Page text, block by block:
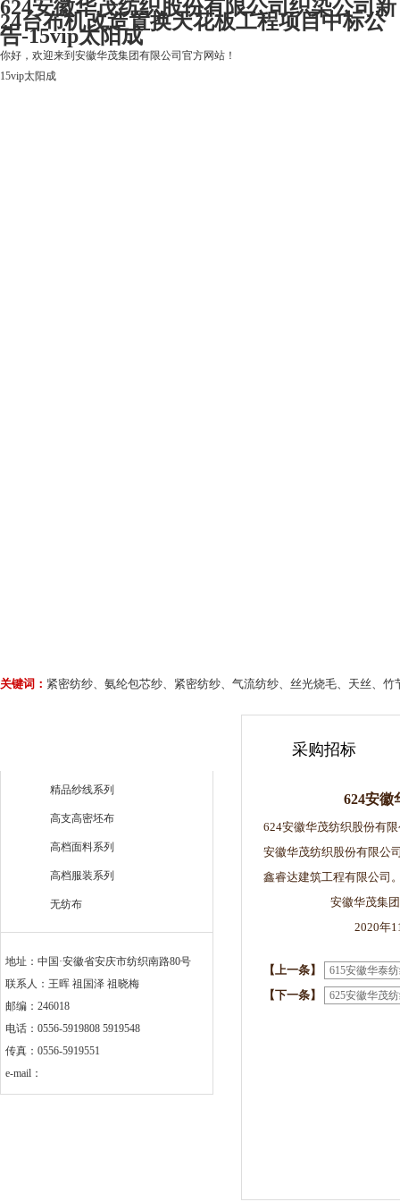
624安徽华茂纺织股份有限公司织染公司新
24台布机改造置换天花板工程项目中标公
告-15vip太阳成
你好，欢迎来到安徽华茂集团有限公司官方网站！
15vip太阳成
关键词： 紧密纺纱、氨纶包芯纱、紧密纺纱、气流纺纱、丝光烧毛、天丝、
精品纱线系列
高支高密坯布
高档面料系列
高档服装系列
无纺布
地址：中国·安徽省安庆市纺织南路80号
联系人：王晖 祖国泽 祖晓梅
邮编：246018
电话：0556-5919808 5919548
传真：0556-5919551
e-mail：
采购招标
624安徽
624安徽华茂纺织股份有
安徽华茂纺织股份有限公
鑫睿达建筑工程有限公司
安徽华茂集团有
2020年11月
【上一条】 615安徽华泰
【下一条】 625安徽华茂